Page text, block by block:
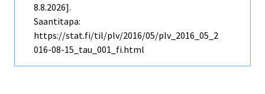
8.8.2026].
Saantitapa:
https://stat.fi/til/plv/2016/05/plv_2016_05_2
016-08-15_tau_001_fi.html